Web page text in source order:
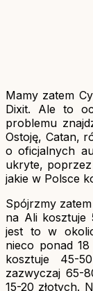
Mamy zatem
Dixit. Ale to
problemu
Ostoję, Catan,
o oficjalnych
ukryte, poprzez
jakie w Polsce
Spójrzmy
na Ali kosztuje
jest to w
nieco ponad
kosztuje 45-
zazwyczaj 65-
15-20 złotych.